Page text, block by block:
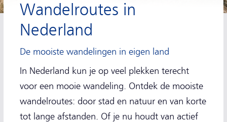
Wandelroutes in
Nederland
De mooiste wandelingen in eigen land
In Nederland kun je op veel plekken terecht
voor een mooie wandeling. Ontdek de mooiste
wandelroutes: door stad en natuur en van korte
tot lange afstanden. Of je nu houdt van actief